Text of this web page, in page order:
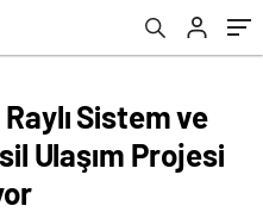
Sistem ve
Ulaşım Projesi